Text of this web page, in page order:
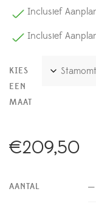
Inclusief
Inclusief
KIES
EEN
MAAT
€209,50
AANTAL